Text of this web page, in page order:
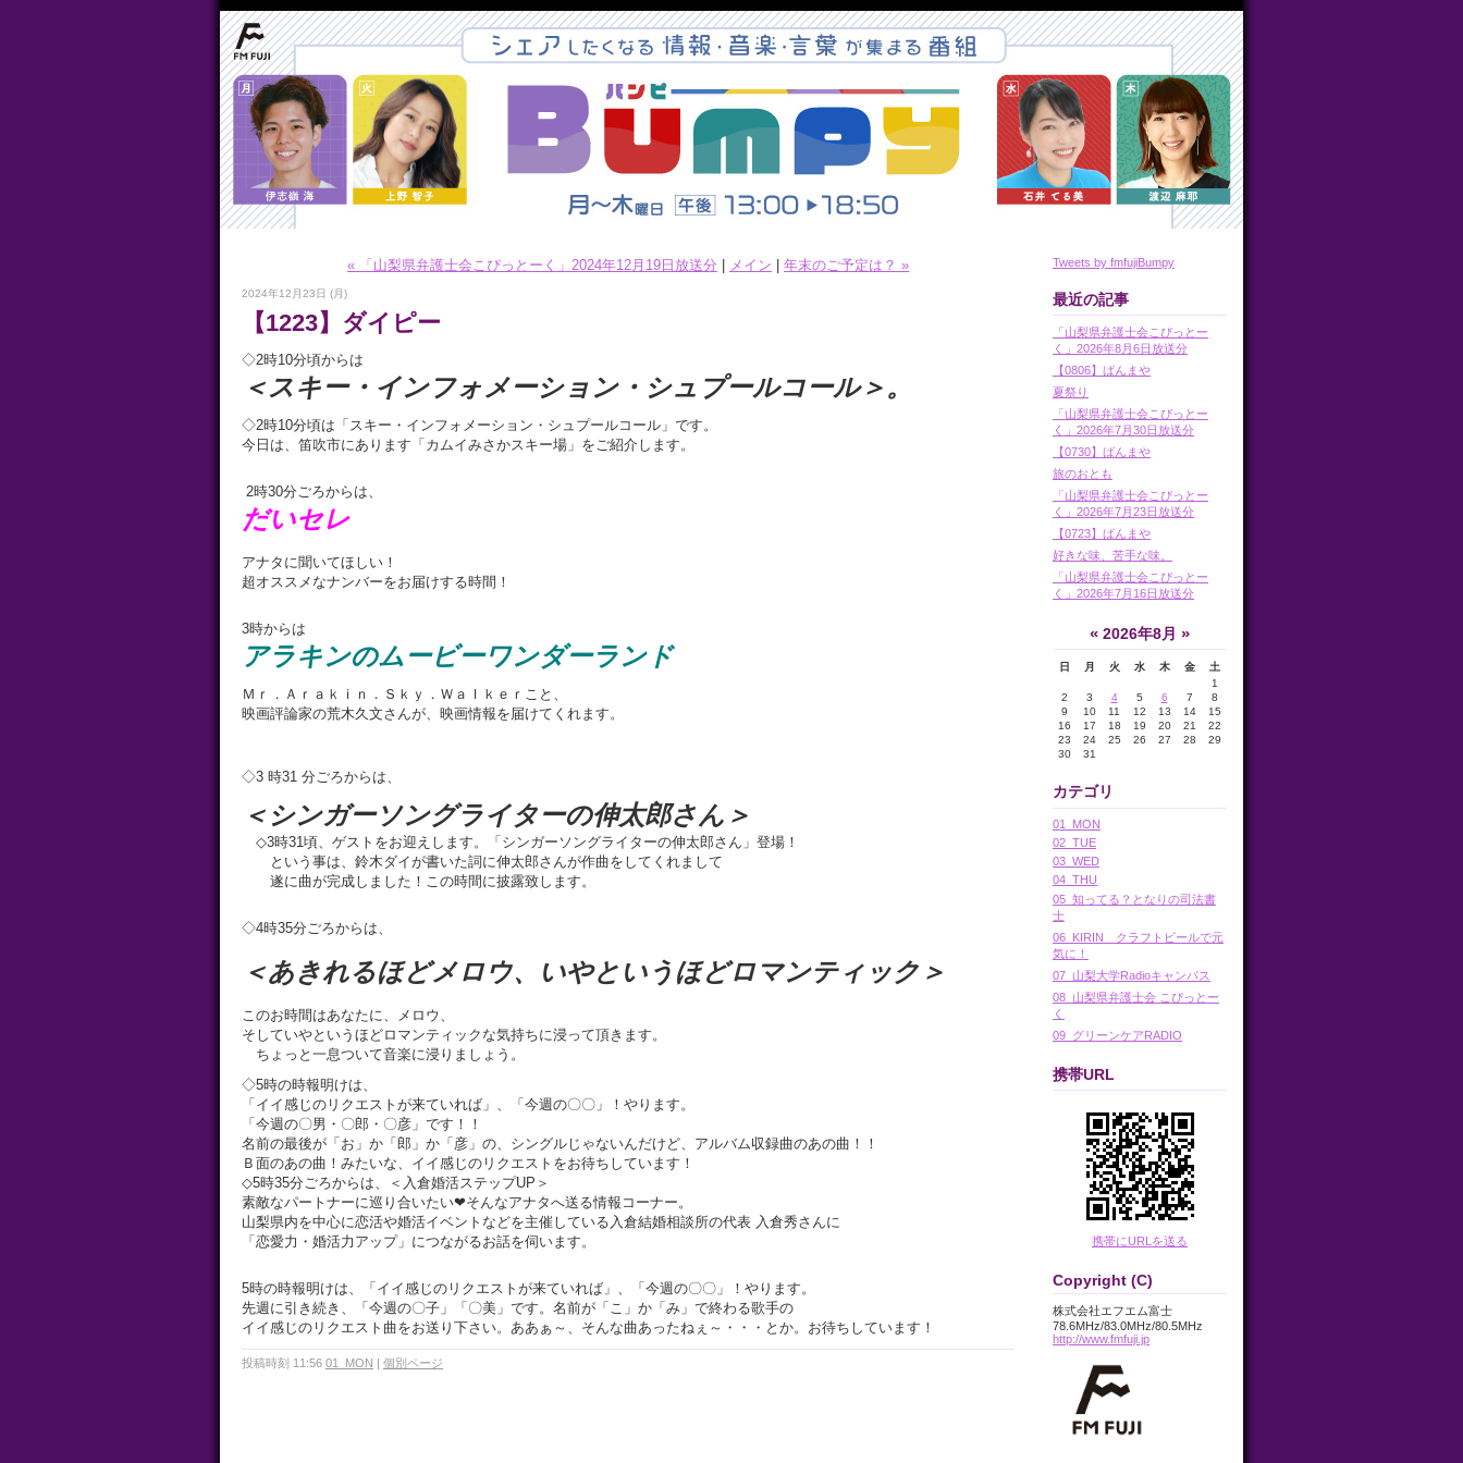
« 「山梨県弁護士会こぴっとーく」2024年12月19日放送分 メイン 年末のご予定は？ »
2024年12月23日 (月)
【1223】ダイピー
◇2時10分頃からは
＜スキー・インフォメーション・シュプールコール＞。
◇2時10分頃は「スキー・インフォメーション・シュプールコール」です。
今日は、笛吹市にあります「カムイみさかスキー場」をご紹介します。
2時30分ごろからは、
だいセレ
アナタに聞いてほしい！
超オススメなナンバーをお届けする時間！
3時からは
アラキンのムービーワンダーランド
Ｍｒ．Ａｒａｋｉｎ．Ｓｋｙ．Ｗａｌｋｅｒこと、
映画評論家の荒木久文さんが、映画情報を届けてくれます。
◇3 時31 分ごろからは、
＜シンガーソングライターの伸太郎さん＞
◇3時31頃、ゲストをお迎えします。「シンガーソングライターの伸太郎さん」登場！
という事は、鈴木ダイが書いた詞に伸太郎さんが作曲をしてくれまして
遂に曲が完成しました！この時間に披露致します。
◇4時35分ごろからは、
＜あきれるほどメロウ、いやというほどロマンティック＞
このお時間はあなたに、メロウ、
そしていやというほどロマンティックな気持ちに浸って頂きます。
ちょっと一息ついて音楽に浸りましょう。
◇5時の時報明けは、
「イイ感じのリクエストが来ていれば」、「今週の〇〇」！やります。
「今週の〇男・〇郎・〇彦」です！！
名前の最後が「お」か「郎」か「彦」の、シングルじゃないんだけど、アルバム収録曲のあの曲！！
Ｂ面のあの曲！みたいな、イイ感じのリクエストをお待ちしています！
◇5時35分ごろからは、＜入倉婚活ステップUP＞
素敵なパートナーに巡り合いたい❤そんなアナタへ送る情報コーナー。
山梨県内を中心に恋活や婚活イベントなどを主催している入倉結婚相談所の代表 入倉秀さんに
「恋愛力・婚活力アップ」につながるお話を伺います。
5時の時報明けは、「イイ感じのリクエストが来ていれば」、「今週の〇〇」！やります。
先週に引き続き、「今週の〇子」「〇美」です。名前が「こ」か「み」で終わる歌手の
イイ感じのリクエスト曲をお送り下さい。ああぁ～、そんな曲あったねぇ～・・・とか。お待ちしています！
投稿時刻 11:56 01_MON | 個別ページ
Tweets by fmfujiBumpy
最近の記事
「山梨県弁護士会こぴっとー
く」2026年8月6日放送分
【0806】ばんまや
夏祭り
「山梨県弁護士会こぴっとー
く」2026年7月30日放送分
【0730】ばんまや
旅のおとも
「山梨県弁護士会こぴっとー
く」2026年7月23日放送分
【0723】ばんまや
好きな味、苦手な味。
「山梨県弁護士会こぴっとー
く」2026年7月16日放送分
« 2026年8月 »
日 月 火 水 木 金
土
1
2
3 4 5 6 7
8
9
10 11 12 13 14
15
16
17 18 19 20 21
22
23
24 25 26 27 28
29
30
31
カテゴリ
01_MON
02_TUE
03_WED
04_THU
05_知ってる？となりの司法書
士
06_KIRIN クラフトビールで元
気に！
07_山梨大学Radioキャンパス
08_山梨県弁護士会 こぴっとー
く
09_グリーンケアRADIO
携帯URL
携帯にURLを送る
Copyright (C)
株式会社エフエム富士
78.6MHz/83.0MHz/80.5MHz
http://www.fmfuji.jp